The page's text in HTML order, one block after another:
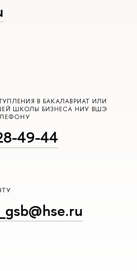
В БАКАЛАВРИАТ ИЛИ
ШКОЛЫ БИЗНЕСА НИУ ВШЭ
49-44